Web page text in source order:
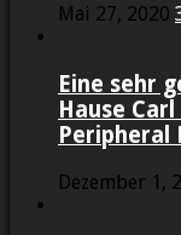
Mai 27, 2020
Eine sehr
Hause
Peripheral
Dezember 1,